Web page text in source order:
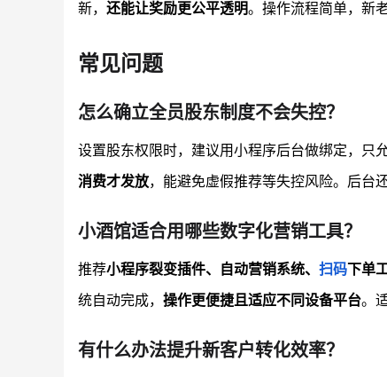
新， 还能让奖励更公平透明。操作流程简单，新
常见问题
怎么确立全员股东制度不会失控？
设置股东权限时，建议用小程序后台做绑定，只
消费才发放，能避免虚假推荐等失控风险。后台
小酒馆适合用哪些数字化营销工具？
推荐小程序裂变插件、自动营销系统、 扫码下单
统自动完成， 操作更便捷且适应不同设备平台。
有什么办法提升新客户转化效率？